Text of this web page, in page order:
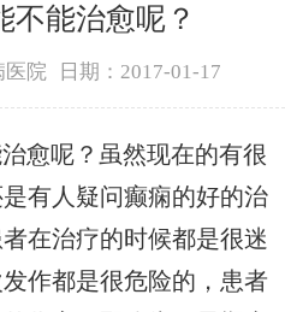
不能治愈呢？
医院 日期：2017-01-17
愈呢？虽然现在的有很
有人疑问癫痫的好的治
在治疗的时候都是很迷
作都是很危险的，患者